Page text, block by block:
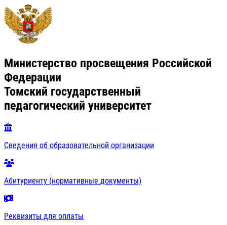
Министерство просвещения Российской
Федерации
Томский государственный
педагогический университет
Сведения об образовательной организации
Абитуриенту (нормативные документы)
Реквизиты для оплаты